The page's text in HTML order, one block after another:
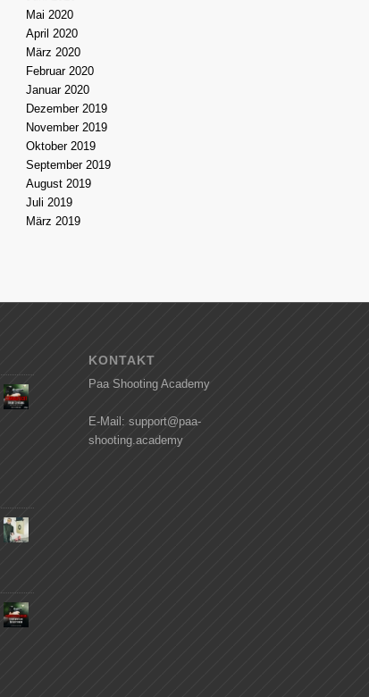
Mai 2020
April 2020
März 2020
Februar 2020
Januar 2020
Dezember 2019
November 2019
Oktober 2019
September 2019
August 2019
Juli 2019
März 2019
KONTAKT
Paa Shooting Academy
E-Mail: support@paa-
shooting.academy